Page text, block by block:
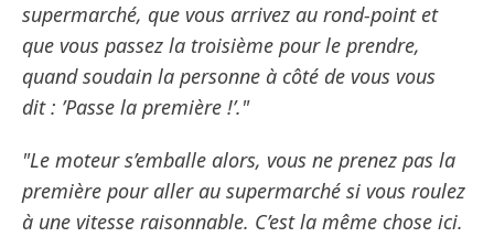
supermarché, que vous arrivez au rond-point et
que vous passez la troisième pour le prendre,
quand soudain la personne à côté de vous vous
dit : ’Passe la première !’."
"Le moteur s’emballe alors, vous ne prenez pas la
première pour aller au supermarché si vous roulez
à une vitesse raisonnable. C’est la même chose ici.